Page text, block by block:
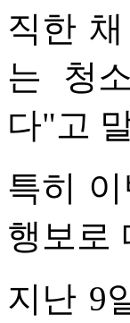
직한
는 청
다"고
특히
행보로
지난 9